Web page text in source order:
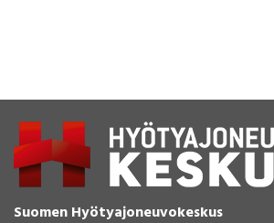
Suomen Hyötyajoneuvokeskus